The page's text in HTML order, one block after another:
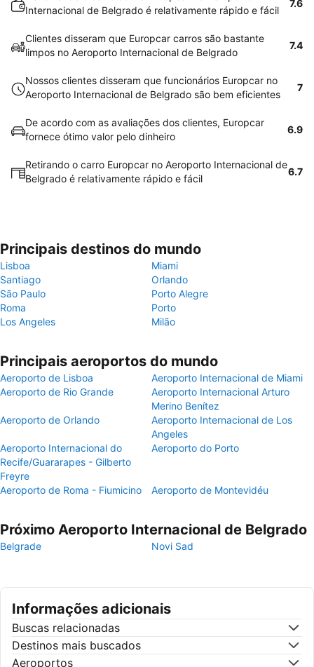
Internacional de Belgrado é relativamente rápido e fácil
7.6
Clientes disseram que Europcar carros são bastante
limpos no Aeroporto Internacional de Belgrado
7.4
Nossos clientes disseram que funcionários Europcar no
Aeroporto Internacional de Belgrado são bem eficientes
7
De acordo com as avaliações dos clientes, Europcar
fornece ótimo valor pelo dinheiro
6.9
Retirando o carro Europcar no Aeroporto Internacional de
Belgrado é relativamente rápido e fácil
6.7
Principais destinos do mundo
Lisboa
Miami
Santiago
Orlando
São Paulo
Porto Alegre
Roma
Porto
Los Angeles
Milão
Principais aeroportos do mundo
Aeroporto de Lisboa
Aeroporto Internacional de Miami
Aeroporto de Rio Grande
Aeroporto Internacional Arturo
Merino Benítez
Aeroporto de Orlando
Aeroporto Internacional de Los
Angeles
Aeroporto Internacional do
Recife/Guararapes - Gilberto
Freyre
Aeroporto do Porto
Aeroporto de Roma - Fiumicino Aeroporto de Montevidéu
Próximo Aeroporto Internacional de Belgrado
Belgrade Novi Sad
Informações adicionais
Buscas relacionadas
Destinos mais buscados
Aeroportos